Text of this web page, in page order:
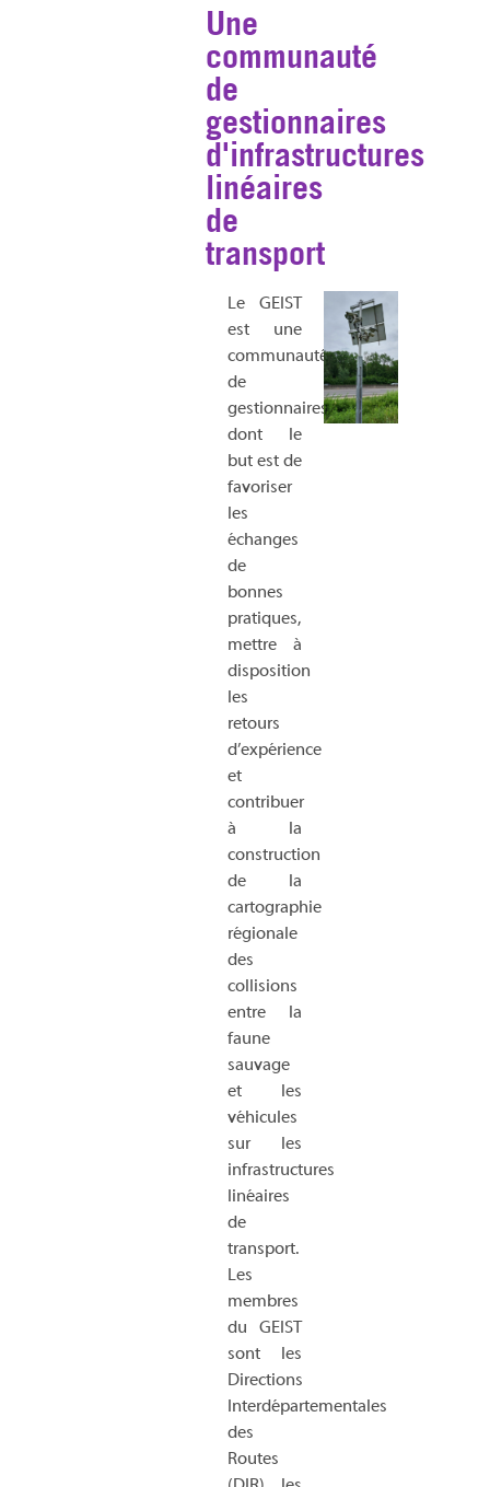
Une
communauté
de
gestionnaires
d'infrastructures
linéaires
de
transport
Le GEIST
est une
communauté
de
gestionnaires
dont le
but est de
favoriser
les
échanges
de
bonnes
pratiques,
mettre à
disposition
les
retours
d’expérience
et
contribuer
à la
construction
de la
cartographie
régionale
des
collisions
entre la
faune
sauvage
et les
véhicules
sur les
infrastructures
linéaires
de
transport.
Les
membres
du GEIST
sont les
Directions
Interdépartementales
des
Routes